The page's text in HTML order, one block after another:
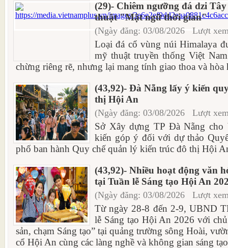
(29)- Chiêm ngưỡng đá dzi
thuật "Mật ngữ thời gian"
(Ngày đăng: 03/08/2026 Lượt
Loại đá cổ vùng núi Himalaya
mỹ thuật truyền thống Việt
chừng riêng rẽ, nhưng lại mang tính giao thoa và hòa
(43,92)- Đà Nẵng lấy ý kiến
thị Hội An
(Ngày đăng: 03/08/2026 Lượt
Sở Xây dựng TP Đà Nẵng cho
kiến góp ý đối với dự thảo
phố ban hành Quy chế quản lý kiến trúc đô thị Hội
(43,92)- Nhiều hoạt động văn
tại Tuần lễ Sáng tạo Hội An
(Ngày đăng: 03/08/2026 Lượt
Từ ngày 28-8 đến 2-9, UBND
lễ Sáng tạo Hội An 2026 với
sản, chạm Sáng tạo” tại quảng trường sông Hoài,
cổ Hội An cùng các làng nghề và không gian sáng